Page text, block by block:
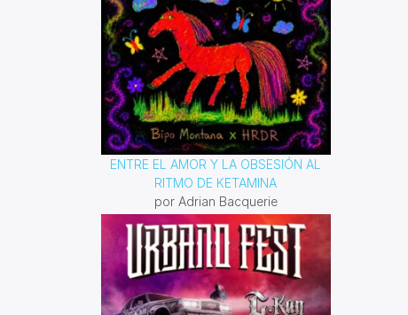
ENTRE EL AMOR Y LA OBSESIÓN AL
RITMO DE KETAMINA
por Adrian Bacquerie